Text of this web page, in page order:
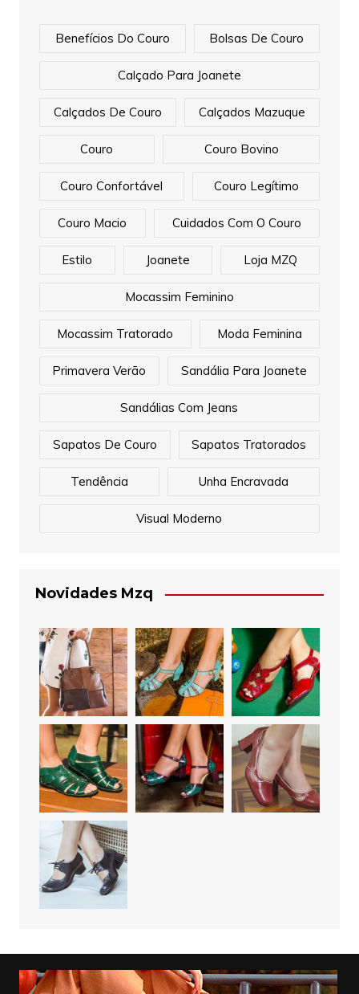
Benefícios Do Couro Bolsas De Couro
Calçado Para Joanete
Calçados De Couro Calçados Mazuque
Couro Couro Bovino
Couro Confortável Couro Legítimo
Couro Macio Cuidados Com O Couro
Estilo Joanete Loja MZQ
Mocassim Feminino
Mocassim Tratorado Moda Feminina
Primavera Verão Sandália Para Joanete
Sandálias Com Jeans
Sapatos De Couro Sapatos Tratorados
Tendência Unha Encravada
Visual Moderno
Novidades Mzq